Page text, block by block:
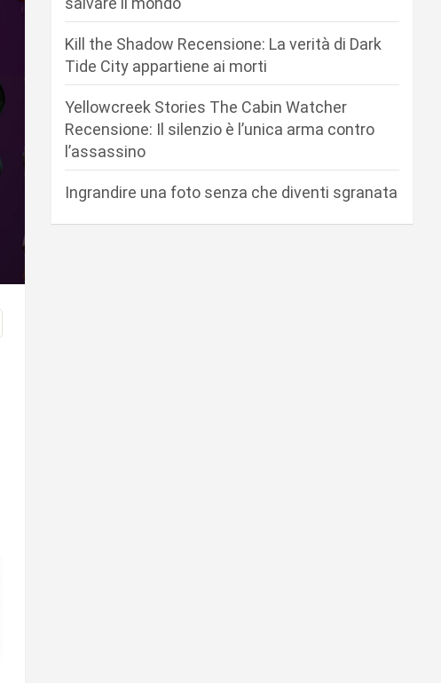
Kill the Shadow Recensione: La verità di Dark
Tide City appartiene ai morti
Yellowcreek Stories The Cabin Watcher
Recensione: Il silenzio è l’unica arma contro
l’assassino
Ingrandire una foto senza che diventi sgranata